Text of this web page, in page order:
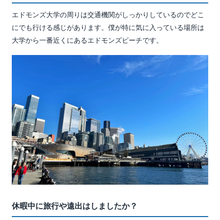
エドモンズ大学の周りは交通機関がしっかりしているのでどこ
にでも行ける感じがあります。僕が特に気に入っている場所は
大学から一番近くにあるエドモンズビーチです。
休暇中に旅行や遠出はしましたか？